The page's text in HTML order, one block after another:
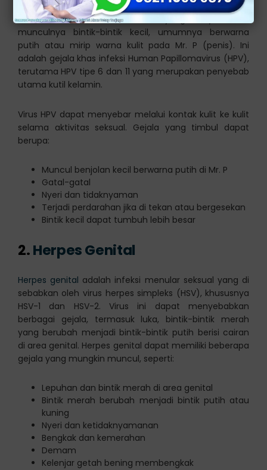
Kutil kelaminadalah suatu kondisi yang menyebabkan
munculnya bintik-bintik kecil, umumnya berwarna
putih atau mirip warna kulit pada Mr. P (penis). Ini
adalah gejala khas infeksi Human Papillomavirus (HPV),
terutama HPV tipe 6 dan 11 yang merupakan penyebab
utama kutil kelamin.
Virus HPV dapat menyebar melalui kontak kulit ke kulit
selama aktivitas seksual. Gejala yang timbul dapat
berupa:
Muncul benjolan kecil berwarna putih di Mr. P
Gatal-gatal
Nyeri dan tidaknyaman
Terjadi perdarahan jika di tekan atau bergesekan
Bintik kecil dapat tumbuh lebih besar
2.Herpes Genital
Herpes genital adalah infeksi menular seksual yang di
sebabkan oleh virus herpes simpleks (HSV), khususnya
HSV-1 dan HSV-2. Virus ini dapat menyebabkan
berbagai gejala, termasuk luka, bintik-bintik merah
yang berubah menjadi bintik-bintik putih berisi cairan
di area genital. Herpes genital dapat memiliki beberapa
gejala yang mungkin muncul, seperti:
Lepuhan dan bintik merah di area genital
Bintik merah berubah menjadi bintik putih atau
kuning
Nyeri dan ketidaknyamanan
Bengkak dan kemerahan
Demam
Kelenjar getah bening membengkak